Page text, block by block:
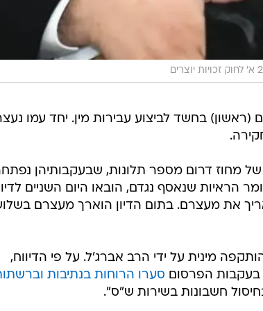
(ראשון) בחשד לביצוע עבירות מין. יחד עמו
מחוז דרום מספר תלונות, שבעקבותיהן
הראיות שנאסף נגדם, הובאו היום השניים
את מעצרם. בתום הדיון הוארך מעצרם
מינית על ידי הרב אברג'ל. על פי הדיווח,
בעקבות הפרסום סערו הרוחות בנתיבות
חשבונות בשירות ש"ס".